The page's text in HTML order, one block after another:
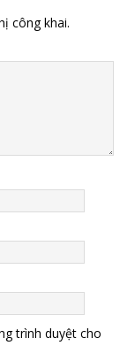
công khai.
trình duyệt cho